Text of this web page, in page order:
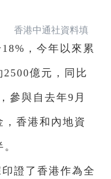
香港中通社資料填
，今年以來累
億元，同比
參與自去年9月
，香港和內地資
證了香港作為全